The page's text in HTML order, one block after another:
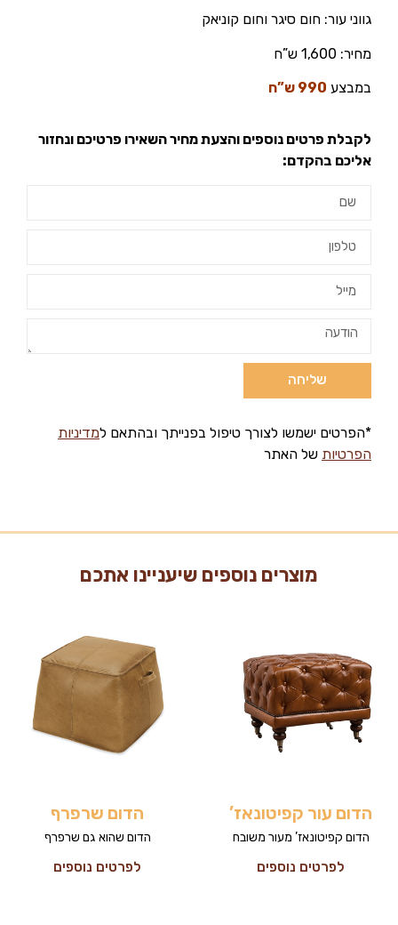
גווני עור: חום סיגר וחום קוניאק
מחיר:
במבצע 990 ש”ח
לקבלת פרטים נוספים והצעת מחיר השאירו פרטיכם ונחזור
אליכם בהקדם:
שליחה
*הפרטים ישמשו לצורך טיפול בפנייתך ובהתאם למדיניות
הפרטיות של האתר
מוצרים נוספים שיעניינו אתכם
הדום עור קפיטונאז’
הדום קפיטונאז’ מעור משובח
לפרטים נוספים
הדום שרפרף
הדום שהוא גם שרפרף
לפרטים נוספים